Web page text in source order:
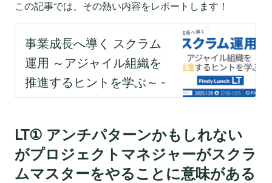
この記事では、その熱い内容をレポートします！
LT① アンチパターンかもしれない
がプロジェクトマネジャーがスクラ
ムマスターをやることに意味がある